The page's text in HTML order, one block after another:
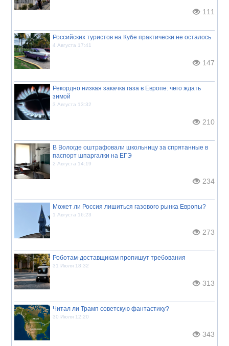
111
Российских туристов на Кубе практически не осталось
4 Августа 17:41
147
Рекордно низкая закачка газа в Европе: чего ждать
зимой
3 Августа 13:32
210
В Вологде оштрафовали школьницу за спрятанные в
паспорт шпаргалки на ЕГЭ
2 Августа 14:19
234
Может ли Россия лишиться газового рынка Европы?
1 Августа 16:23
273
Роботам-доставщикам пропишут требования
31 Июля 18:32
313
Читал ли Трамп советскую фантастику?
30 Июля 12:20
343